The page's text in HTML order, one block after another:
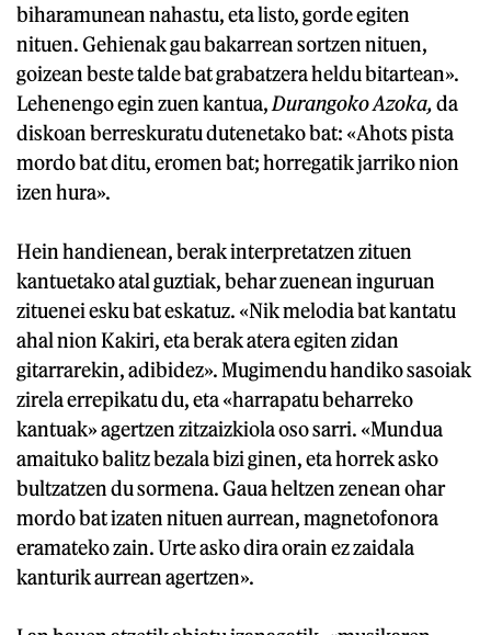
biharamunean nahastu, eta listo, gorde egiten
nituen. Gehienak gau bakarrean sortzen nituen,
goizean beste talde bat grabatzera heldu bitartean».
Lehenengo egin zuen kantua, Durangoko Azoka,da
diskoan berreskuratu dutenetako bat: «Ahots pista
mordo bat ditu, eromen bat; horregatik jarriko nion
izen hura».
Hein handienean, berak interpretatzen zituen
kantuetako atal guztiak, behar zuenean inguruan
zituenei esku bat eskatuz. «Nik melodia bat kantatu
ahal nion Kakiri, eta berak atera egiten zidan
gitarrarekin, adibidez». Mugimendu handiko sasoiak
zirela errepikatu du, eta «harrapatu beharreko
kantuak» agertzen zitzaizkiola oso sarri. «Mundua
amaituko balitz bezala bizi ginen, eta horrek asko
bultzatzen du sormena. Gaua heltzen zenean ohar
mordo bat izaten nituen aurrean, magnetofonora
eramateko zain. Urte asko dira orain ez zaidala
kanturik aurrean agertzen».